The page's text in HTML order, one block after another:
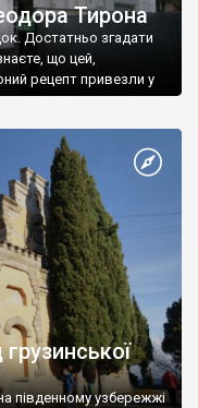
Тирона
Достатньо згадати
що цей,
рецепт привезли у
південному узбережжі